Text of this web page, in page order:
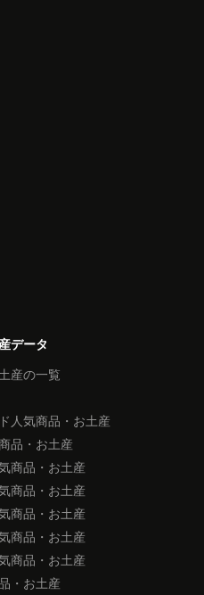
データ
産の一覧
人気商品・お土産
品・お土産
商品・お土産
商品・お土産
商品・お土産
商品・お土産
商品・お土産
・お土産